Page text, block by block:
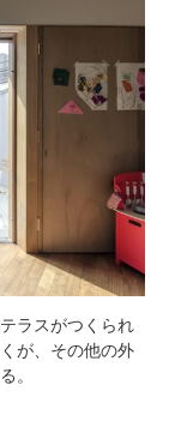
ラスがつくられ
が、その他の外
。